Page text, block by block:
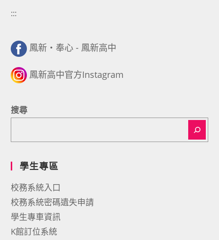
:::
鳳新・奉心 - 鳳新高中
鳳新高中官方Instagram
搜尋
學生專區
校務系統入口
校務系統密碼遺失申請
學生專車資訊
K館訂位系統